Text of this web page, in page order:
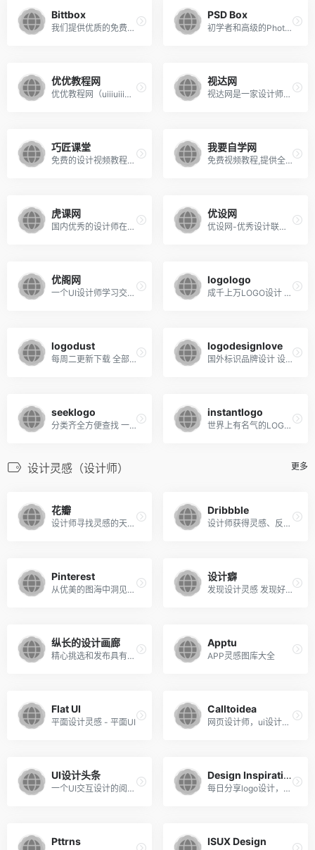
Bittbox
我们提供优质的免费教程，优质资源和有趣的新闻
PSD Box
初学者和高级的Photoshop教程
优优教程网
优优教程网（uiiiuiii） ，设计师教程学习平台
视达网
视达网是一家设计师培训网站
巧匠课堂
免费的设计视频教程平台
我要自学网
免费视频教程,提供全方位软件学习
虎课网
国内优秀的设计师在线学习网站，汇集了海量的原创PS视频教程
优设网
优设网-优秀设计联盟(SDC)，是有着良好职业交流氛围的设计行业联盟。
优阁网
一个UI设计师学习交流分享的平台
logologo
成千上万LOGO设计 有免费的LOGO下载
logodust
每周二更新下载 全部矢量格式的
logodesignlove
国外标识品牌设计 设计灵感推荐
seeklogo
分类齐全方便查找 一目了然收藏
instantlogo
世界上有名气的LOGO 这里全部全有
设计灵感（设计师） 更多
花瓣
设计师寻找灵感的天堂！图片素材领导者，帮你采集,发现网络上你喜欢的事物.
Dribbble
设计师获得灵感、反馈、社区和工作的地方，获取灵感必备神器
Pinterest
从优美的图海中洞见全球设计创意，瀑布流的形式展现图片内容
设计癖
发现设计灵感 发现好设计
纵长的设计画廊
精心挑选和发布具有垂直正统布局和非常好的设计的网站
Apptu
APP灵感图库大全
Flat UI
平面设计灵感 - 平面UI
Calltoidea
网页设计师，ui设计师灵感神器，里面有各种各样分类好等模版
UI设计头条
一个UI交互设计的阅读平台！
Design Inspiration
每日分享logo设计，插图艺术，网站展示，名片，照片和图案
Pttrns ISUX Design